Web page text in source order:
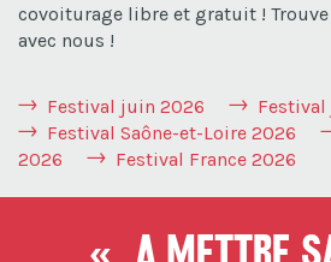
covoiturage libre et gratuit !
avec nous !
Festival juin 2026
Festival Saône-et-Loire 2026
2026
Festival France 2026